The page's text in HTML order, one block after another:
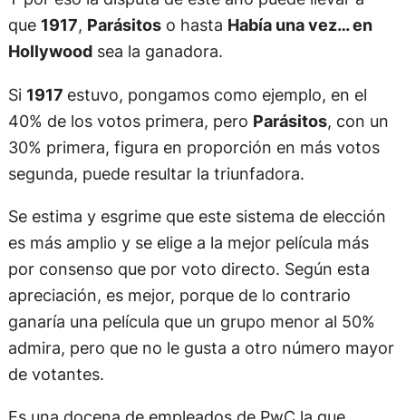
que 1917, Parásitoso hasta Había una vez… en
Hollywoodsea la ganadora.
Si 1917 estuvo, pongamos como ejemplo, en el
40% de los votos primera, pero Parásitos, con un
30% primera, figura en proporción en más votos
segunda, puede resultar la triunfadora.
Se estima y esgrime que este sistema de elección
es más amplio y se elige a la mejor película más
por consenso que por voto directo. Según esta
apreciación, es mejor, porque de lo contrario
ganaría una película que un grupo menor al 50%
admira, pero que no le gusta a otro número mayor
de votantes.